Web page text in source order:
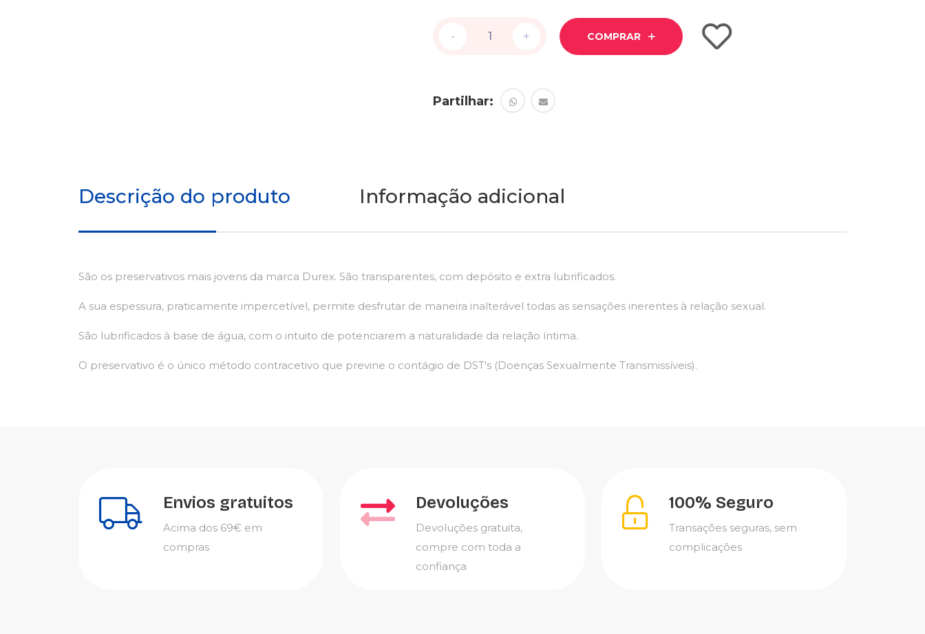
- +
- + COMPRAR
Partilhar:
Descrição do produto Informação adicional
São os preservativos mais jovens da marca Durex. São transparentes, com depósito e extra lubrificados.
A sua espessura, praticamente impercetível, permite desfrutar de maneira inalterável todas as sensações inerentes à relação sexual.
São lubrificados à base de água, com o intuito de potenciarem a naturalidade da relação íntima.
O preservativo é o único método contracetivo que previne o contágio de DST's (Doenças Sexualmente Transmissíveis).
Envios gratuitos
Acima dos 69€ em
compras
Devoluções
Devoluções gratuita,
compre com toda a
confiança
100% Seguro
Transações seguras, sem
complicações